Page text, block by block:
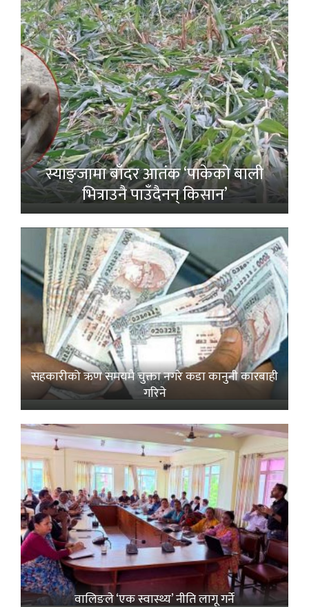
स्याङ्जामा बाँदर आतंक ‘पाकेको बाली
भित्राउनै पाउँदैनन् किसान’
सहकारीको ऋण समयमै चुक्ता नगरे कडा कानुनी कारबाही
गरिने
वालिङले ‘एक स्वास्थ्य’ नीति लागू गर्ने